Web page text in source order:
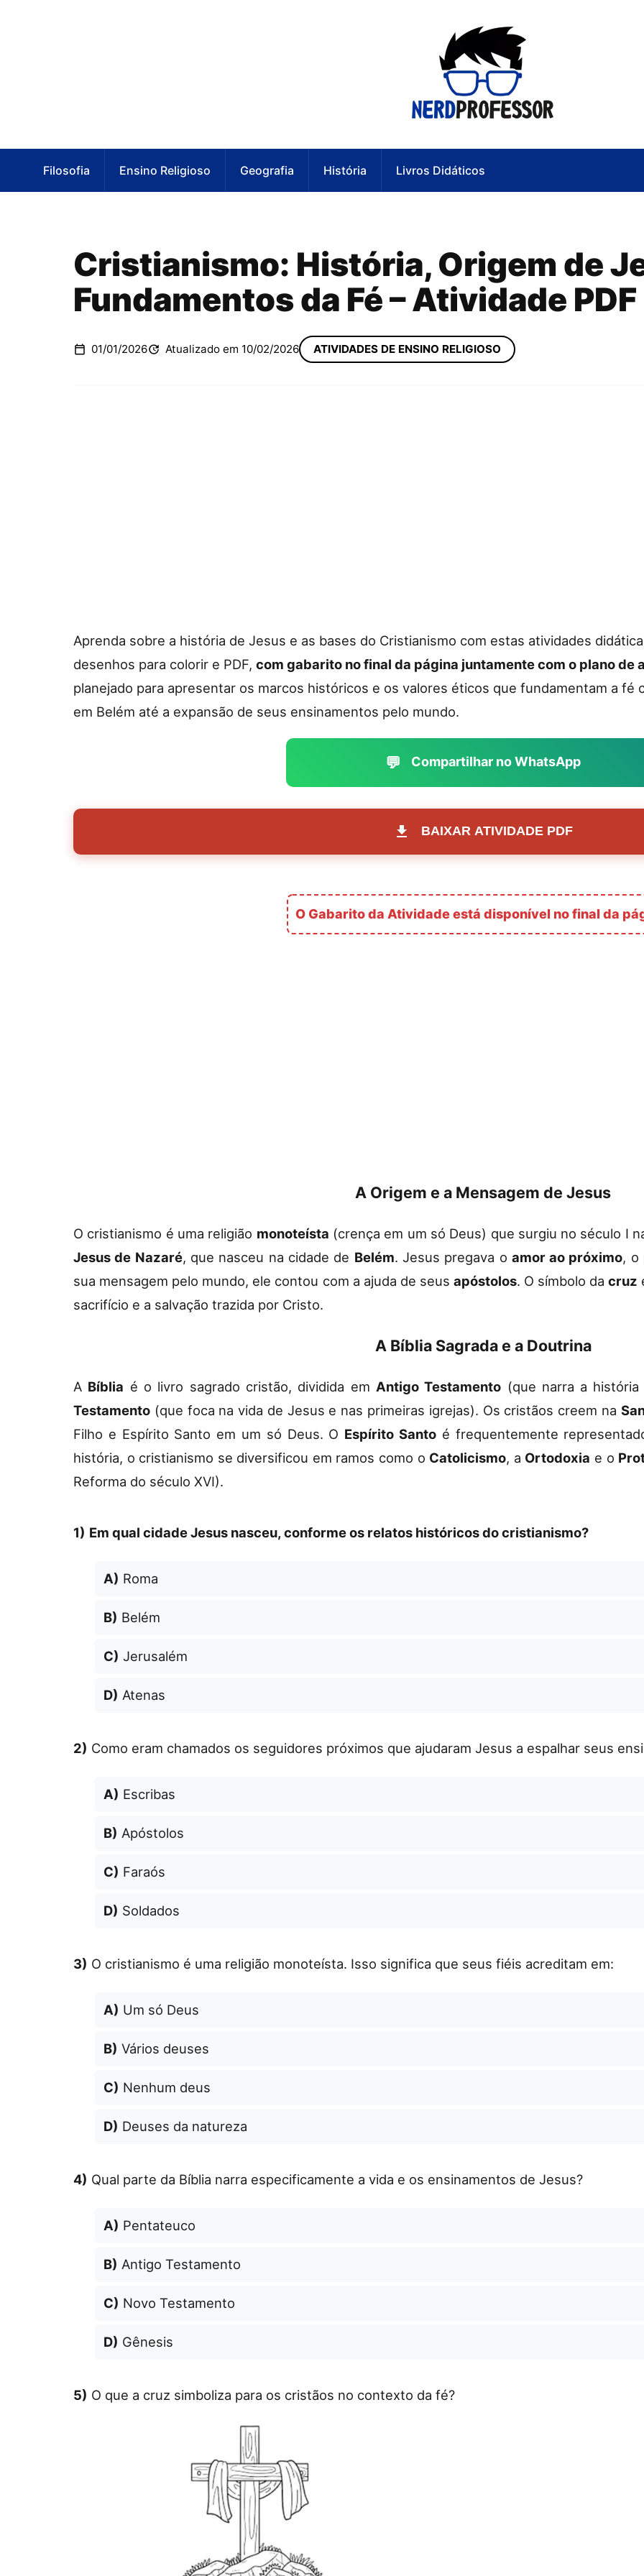
Filosofia Ensino Religioso Geografia História Livros Didáticos
Cristianismo: História, Origem de
Fundamentos da Fé – Atividade PDF
01/01/2026 Atualizado em 10/02/2026 ATIVIDADES DE ENSINO RELIGIOSO
Aprenda sobre a história de Jesus e as bases do Cristianismo com estas atividades
desenhos para colorir e PDF, com gabarito no final da página juntamente com o plano de
planejado para apresentar os marcos históricos e os valores éticos que fundamentam a
em Belém até a expansão de seus ensinamentos pelo mundo.
💬 Compartilhar no WhatsApp
BAIXAR ATIVIDADE PDF
O Gabarito da Atividade está disponível no final da
A Origem e a Mensagem de Jesus
O cristianismo é uma religião monoteísta (crença em um só Deus) que surgiu no século I
Jesus de Nazaré, que nasceu na cidade de Belém. Jesus pregava o amor ao próximo, o
sua mensagem pelo mundo, ele contou com a ajuda de seus apóstolos. O símbolo dacruz
sacrifício e a salvação trazida por Cristo.
A Bíblia Sagrada e a Doutrina
A Bíblia é o livro sagrado cristão, dividida em Antigo Testamento (que narra a
Testamento (que foca na vida de Jesus e nas primeiras igrejas). Os cristãos creem na
Filho e Espírito Santo em um só Deus. O Espírito Santo é frequentemente
história, o cristianismo se diversificou em ramos como o Catolicismo, a Ortodoxia e o
Reforma do século XVI).
1) Em qual cidade Jesus nasceu, conforme os relatos históricos do cristianismo?
A) Roma
B) Belém
C) Jerusalém
D) Atenas
2) Como eram chamados os seguidores próximos que ajudaram Jesus a espalhar seus
A) Escribas
B) Apóstolos
C) Faraós
D) Soldados
3) O cristianismo é uma religião monoteísta. Isso significa que seus fiéis acreditam em:
A) Um só Deus
B) Vários deuses
C) Nenhum deus
D) Deuses da natureza
4) Qual parte da Bíblia narra especificamente a vida e os ensinamentos de Jesus?
A) Pentateuco
B) Antigo Testamento
C) Novo Testamento
D) Gênesis
5) O que a cruz simboliza para os cristãos no contexto da fé?